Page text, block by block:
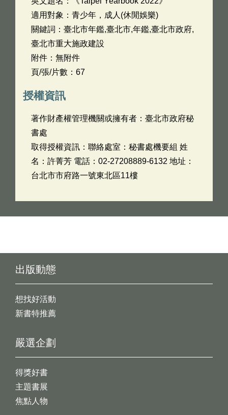
適用對象：青少年，成人(休閒娛樂)
關鍵詞：臺北市年鑑,臺北市,年鑑,臺北市政府,
臺北市重大施政建設
附件：無附件
頁/張/片數：67
授權資訊
著作財產權管理機關或擁有者：臺北市政府秘
書處
取得授權資訊：聯絡處室：秘書處機要組 姓
名：許菁芳 電話：02-27208889-6132 地址：
台北市市府路一號東北區11樓
出版動態
想找好活動
新書特推薦
嚴選企劃
得獎好書
主題書展
焦點人物